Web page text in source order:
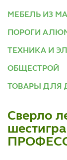
МЕБЕЛЬ ИЗ
ПОРОГИ
ТЕХНИКА И
ОБЩЕСТРОЙ
ТОВАРЫ ДЛЯ
Сверло